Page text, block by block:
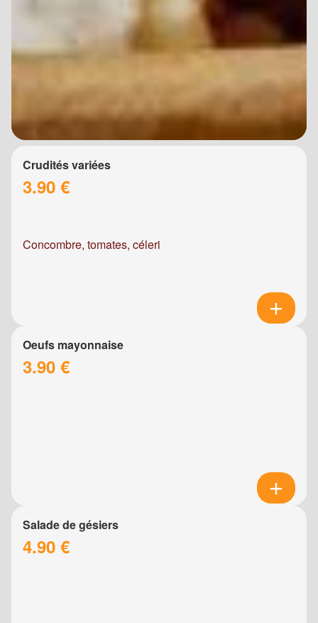
Crudités variées
3.90 €
Concombre, tomates, céleri
Oeufs mayonnaise
3.90 €
Salade de gésiers
4.90 €